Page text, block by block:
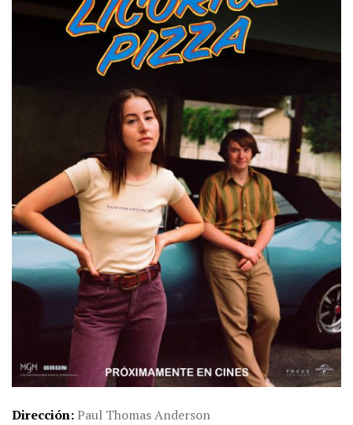
Dirección Paul Thomas Anderson